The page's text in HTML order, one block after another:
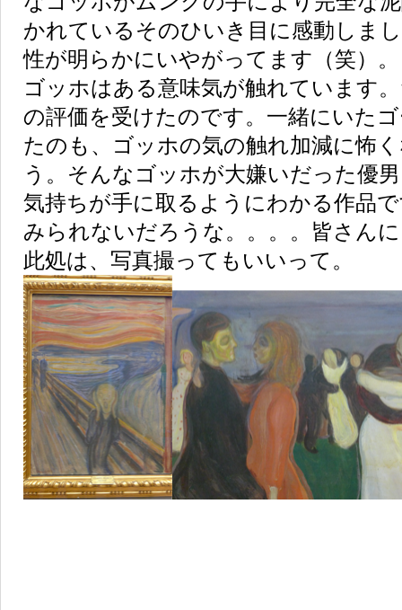
かれているそのひいき目に感動しま
性が明らかにいやがってます（笑）。
ゴッホはある意味気が触れています
の評価を受けたのです。一緒にいた
たのも、ゴッホの気の触れ加減に怖
う。そんなゴッホが大嫌いだった優
気持ちが手に取るようにわかる作品
みられないだろうな。。。。皆さん
此処は、写真撮ってもいいって。